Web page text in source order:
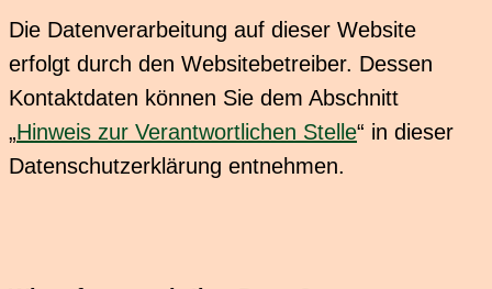
Die Datenverarbeitung auf dieser Website
erfolgt durch den Websitebetreiber. Dessen
Kontaktdaten können Sie dem Abschnitt
„Hinweis zur Verantwortlichen Stelle“ in dieser
Datenschutzerklärung entnehmen.